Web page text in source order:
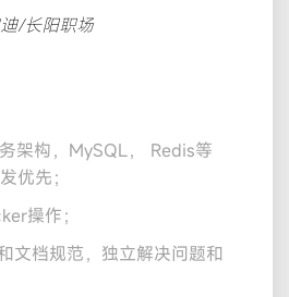
/长阳职场
架构，MySQL， Redis等
优先；
操作；
文档规范，独立解决问题和